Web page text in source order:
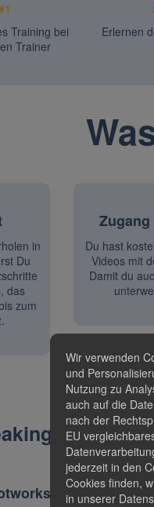
Training bei
Trainer
Erlernen
in
Du
das
zum
Du hast
Videos mit
Damit du
School
Powermoves
Wir verwenden
und
Nutzung zu
auch auf die
nach der
EU
jederzeit in den
Cookies finden,
in unserer